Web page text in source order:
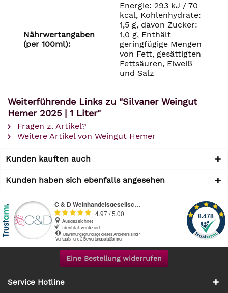
Nährwertangaben
(per 100ml):
Energie: 293 kJ / 70
kcal, Kohlenhydrate:
1,5 g, davon Zucker:
1,0 g, Enthält
geringfügige Mengen
von Fett, gesättigten
Fettsäuren, Eiweiß
und Salz
Weiterführende Links zu "Silvaner Weingut
Hemer 2025 | 1 Liter"
Fragen z. Artikel?
Weitere Artikel von Weingut Hemer
Kunden kauften auch
Kunden haben sich ebenfalls angesehen
Eine Bestellung widerrufen
Service Hotline